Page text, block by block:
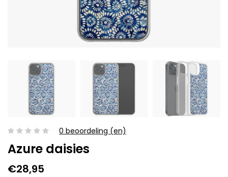
0 beoordeling (en)
Azure daisies
€28,95